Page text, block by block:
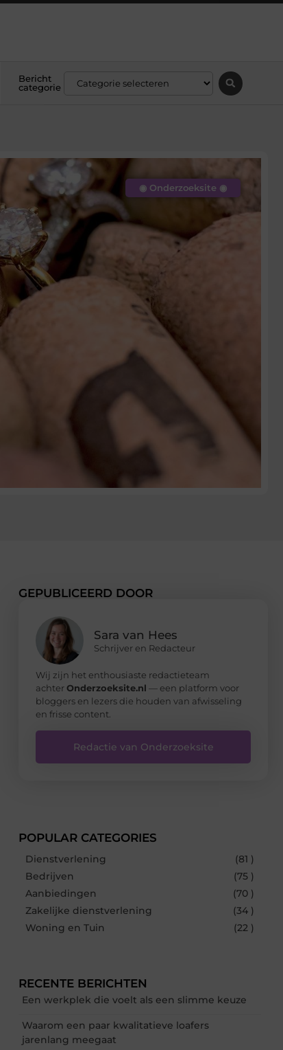
Bericht
categorie
◉ Onderzoeksite ◉
GEPUBLICEERD DOOR
Sara van Hees
Schrijver en Redacteur
Wij zijn het enthousiaste redactieteam
achterOnderzoeksite.nl — een platform voor
bloggers en lezers die houden van afwisseling
en frisse content.
Redactie van Onderzoeksite
POPULAR CATEGORIES
Dienstverlening
(81 )
Bedrijven
(75 )
Aanbiedingen
(70 )
Zakelijke dienstverlening
(34 )
Woning en Tuin
(22 )
RECENTE BERICHTEN
Een werkplek die voelt als een slimme keuze
Waarom een paar kwalitatieve loafers
jarenlang meegaat